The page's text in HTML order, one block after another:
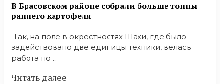
В Брасовском районе собрали больше тонны
раннего картофеля
Так, на поле в окрестностях Шахи, где было
задействовано две единицы техники, велась
работа по ...
Читать далее